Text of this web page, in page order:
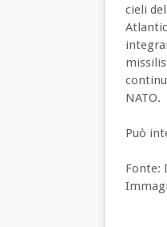
cieli
NATO.
Può
Fonte: